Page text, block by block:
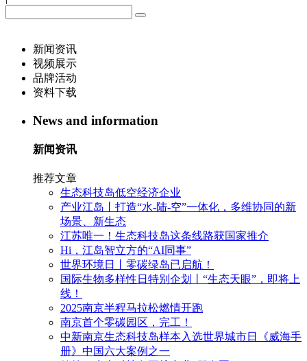
新闻资讯
视频展示
品牌活动
资料下载
News and information
新闻资讯
推荐文章
生态科技岛低空经济企业
产业江岛丨打造“水-陆-空”一体化，多维协同的新
场景、新生态
江苏唯一！生态科技岛这条线路获国家推介
Hi，江岛智立方的“AI同事”
世界环境日丨零碳绿岛已启航！
国际生物多样性日特别企划丨“生态天眼”，即将上
线！
2025南京半程马拉松燃情开跑
南京首个零碳园区，完工！
中新南京生态科技岛样本入选世界城市日《威海手
册》中国六大案例之一